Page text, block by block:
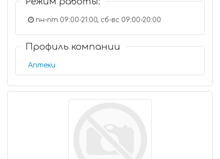
пн-пт 09:00-21:00, сб-вс 09:00-20:00
Профиль компании
Аптеки